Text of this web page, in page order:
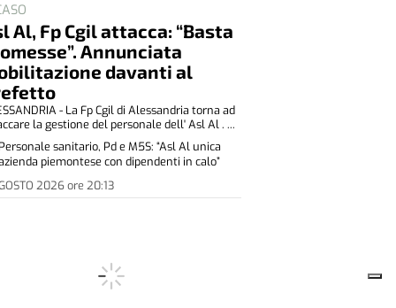
Al, Fp Cgil attacca: “Basta
Annunciata
davanti al
2026ore 20:13
- La Fp Cgil di Alessandria torna ad
la gestione del personale dell' Asl Al . ...
Personale sanitario, Pd e M5S: “Asl Al unica
piemontese con dipendenti in calo”